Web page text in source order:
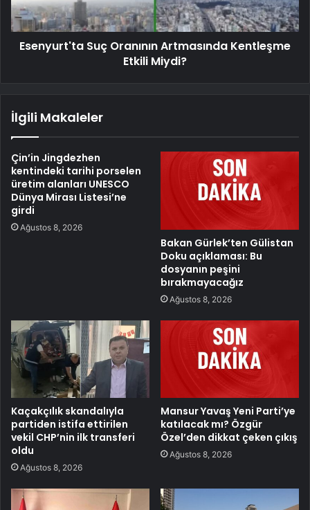
Esenyurt'ta Suç Oranının Artmasında Kentleşme
Etkili Miydi?
İlgili Makaleler
Çin’in Jingdezhen
kentindeki tarihi porselen
üretim alanları UNESCO
Dünya Mirası Listesi’ne
girdi
Ağustos 8, 2026
Bakan Gürlek’ten Gülistan
Doku açıklaması: Bu
dosyanın peşini
bırakmayacağız
Ağustos 8, 2026
Kaçakçılık skandalıyla
partiden istifa ettirilen
vekil CHP’nin ilk transferi
oldu
Ağustos 8, 2026
Mansur Yavaş Yeni Parti’ye
katılacak mı? Özgür
Özel’den dikkat çeken çıkış
Ağustos 8, 2026